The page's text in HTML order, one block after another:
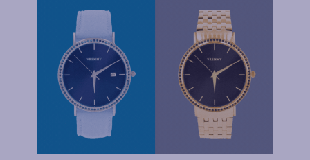
Karátová váha
Rozmery
1.25 mm (0.0075ct)
Čistota
Prírodný